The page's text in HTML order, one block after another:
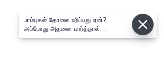
பாம்புகள் தோலை உரிப்பது ஏன்?
அப்போது அதனை பார்த்தால்
பழிவாங்குமா?